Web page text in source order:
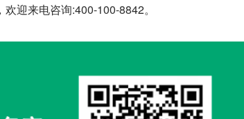
迎来电咨询:400-100-8842。